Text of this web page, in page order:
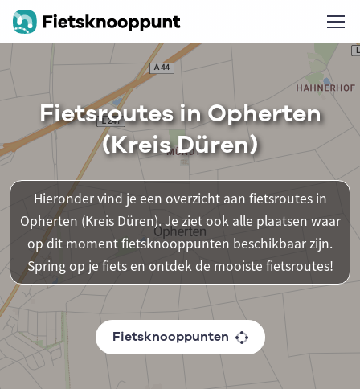
Fietsroutes in Opherten
(Kreis Düren)
Hieronder vind je een overzicht aan fietsroutes in
Opherten (Kreis Düren). Je ziet ook alle plaatsen waar
op dit moment fietsknooppunten beschikbaar zijn.
Spring op je fiets en ontdek de mooiste fietsroutes!
Fietsknooppunten